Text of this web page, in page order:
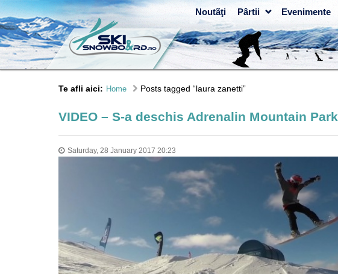
Noutãţi Pârtii Evenimente
Te afli aici: Home Posts tagged “laura zanetti”
VIDEO – S-a deschis Adrenalin Mountain Park
Saturday, 28 January 2017 20:23